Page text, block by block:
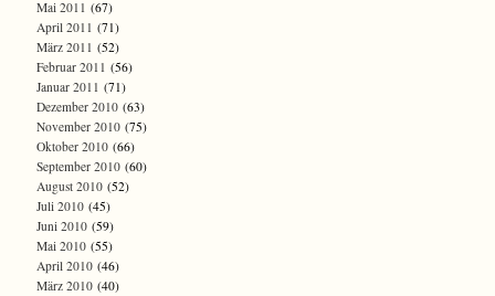
Mai 2011 (67)
April 2011 (71)
März 2011 (52)
Februar 2011 (56)
Januar 2011 (71)
Dezember 2010 (63)
November 2010 (75)
Oktober 2010 (66)
September 2010 (60)
August 2010 (52)
Juli 2010 (45)
Juni 2010 (59)
Mai 2010 (55)
April 2010 (46)
März 2010 (40)